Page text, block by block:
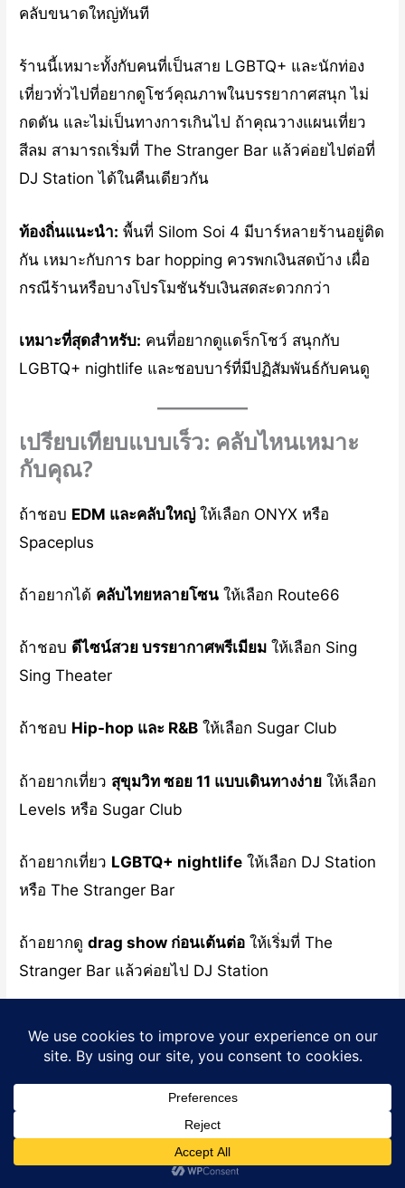
คลับขนาดใหญ่ทันที
ร้านนี้เหมาะทั้งกับคนที่เป็นสาย LGBTQ+ และนักท่อง
เที่ยวทั่วไปที่อยากดูโชว์คุณภาพในบรรยากาศสนุก ไม่
กดดัน และไม่เป็นทางการเกินไป ถ้าคุณวางแผนเที่ยว
สีลม สามารถเริ่มที่ The Stranger Bar แล้วค่อยไปต่อที่
DJ Station ได้ในคืนเดียวกัน
ท้องถิ่นแนะนำ: พื้นที่ Silom Soi 4 มีบาร์หลายร้านอยู่ติด
กัน เหมาะกับการ bar hopping ควรพกเงินสดบ้าง เผื่อ
กรณีร้านหรือบางโปรโมชันรับเงินสดสะดวกกว่า
เหมาะที่สุดสำหรับ: คนที่อยากดูแดร็กโชว์ สนุกกับ
LGBTQ+ nightlife และชอบบาร์ที่มีปฏิสัมพันธ์กับคนดู
เปรียบเทียบแบบเร็ว: คลับไหนเหมาะ
กับคุณ?
ถ้าชอบ EDM และคลับใหญ่ให้เลือก ONYX หรือ
Spaceplus
ถ้าอยากได้ คลับไทยหลายโซน ให้เลือก Route66
ถ้าชอบ ดีไซน์สวย บรรยากาศพรีเมียม ให้เลือก Sing
Sing Theater
ถ้าชอบ Hip-hop และ R&B ให้เลือก Sugar Club
ถ้าอยากเที่ยว สุขุมวิท ซอย 11 แบบเดินทางง่าย ให้เลือก
Levels หรือ Sugar Club
ถ้าอยากเที่ยว LGBTQ+ nightlife ให้เลือก DJ Station
หรือ The Stranger Bar
ถ้าอยากดูdrag show ก่อนเต้นต่อ ให้เริ่มที่ The
Stranger Bar แล้วค่อยไป DJ Station
ทิปเที่ยวไนต์คลับกรุงเทพให้สนุกและ
ปลอดภัย
1. เช็ก dress code ก่อนออกจากโรงแรม
คลับหลายแห่งในกรุงเทพไม่เหมาะกับรองเท้าแตะ เสื้อ